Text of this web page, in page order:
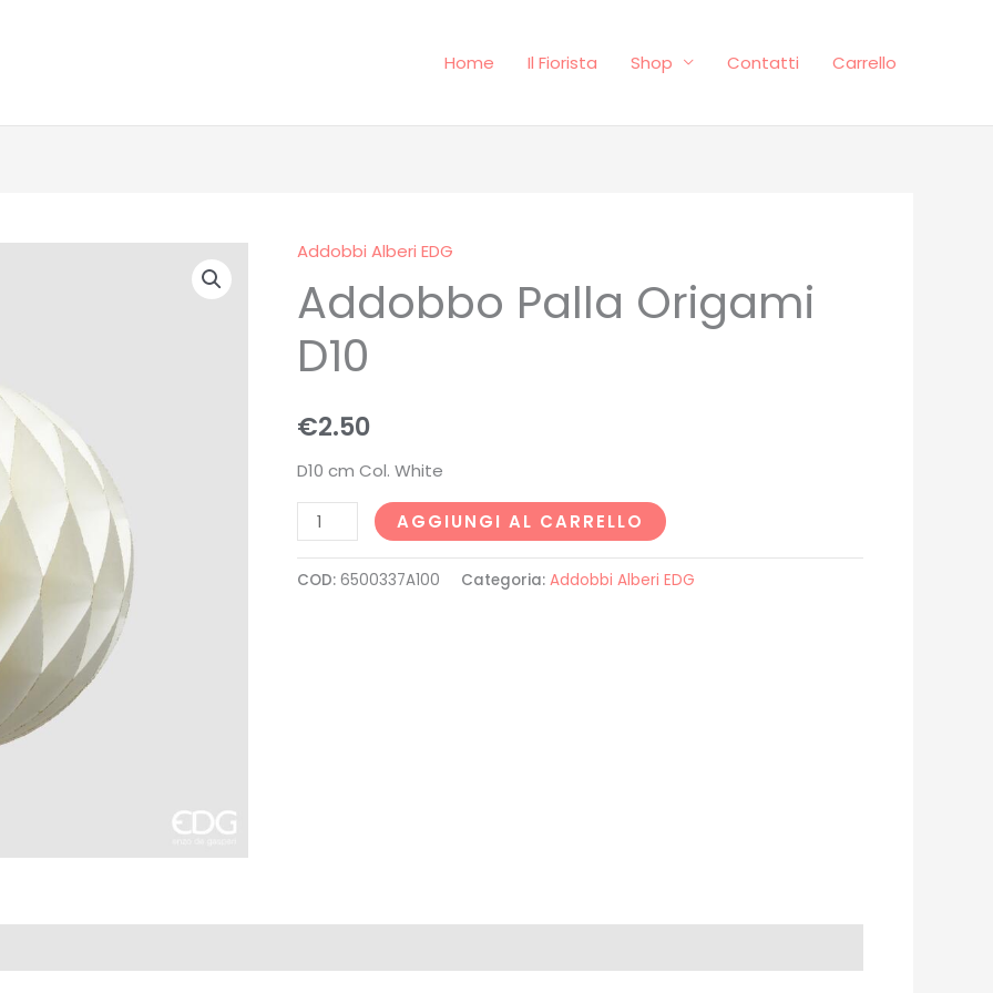
Home Il Fiorista Shop Contatti Carrello
Addobbi Alberi EDG
Addobbo Palla Origami
D10
€2.50
D10 cm Col. White
Addobbo
Palla
Origami
D10
quantità
AGGIUNGI AL CARRELLO
COD:6500337A100 Categoria:Addobbi Alberi EDG